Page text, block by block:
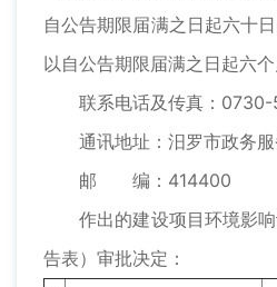
自公告期限届满之日起六十
以自公告期限届满之日起六个
联系电话及传真：0730-
通讯地址：汨罗市政务服
邮 编：414400
作出的建设项目环境影响
告表）审批决定：